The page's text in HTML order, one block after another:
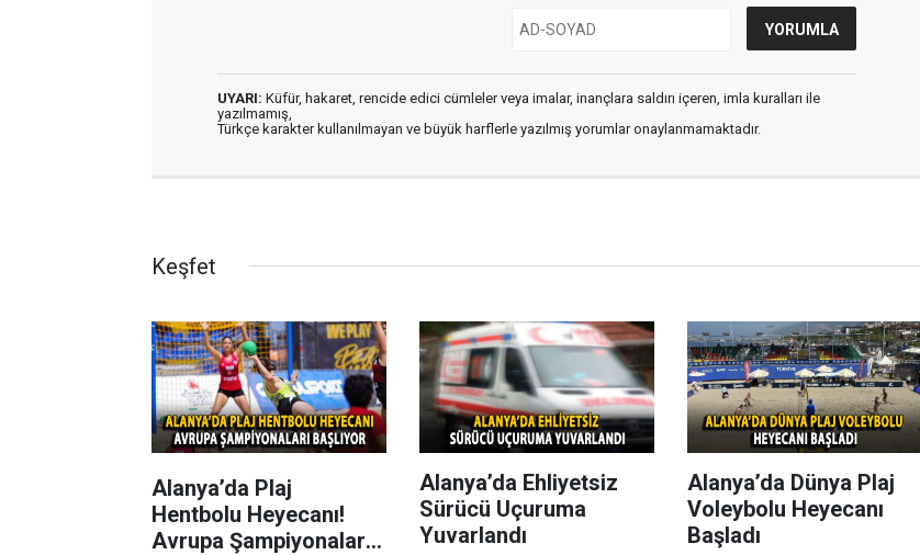
UYARI: Küfür, hakaret, rencide edici cümleler veya imalar, inançlara saldırı içeren, imla kuralları ile
yazılmamış,
Türkçe karakter kullanılmayan ve büyük harflerle yazılmış yorumlar onaylanmamaktadır.
Keşfet
Alanya’da Plaj
Hentbolu Heyecanı!
Avrupa Şampiyonaları
Alanya’da Ehliyetsiz
Sürücü Uçuruma
Yuvarlandı
Alanya’da Dünya Plaj
Voleybolu Heyecanı
Başladı